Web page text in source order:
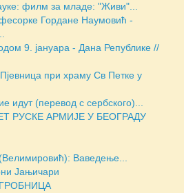
филм за младе: "Живи"...
Гордане Наумовић -
9. јануара - Дана Републике //
при храму Св Петке у
идут (перевод с сербского)...
РУСКЕ АРМИЈЕ У БЕОГРАДУ
Ваведење...
Јањичари
ГРОБНИЦА